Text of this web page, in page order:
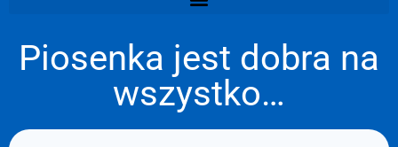
Piosenka jest dobra na
wszystko…